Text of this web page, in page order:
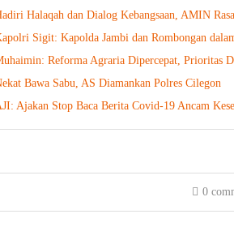
Halaqah dan Dialog Kebangsaan, AMIN
Sigit: Kapolda Jambi dan Rombongan
Reforma Agraria Dipercepat, Prioritas
Bawa Sabu, AS Diamankan Polres Cilegon
Ajakan Stop Baca Berita Covid-19 Ancam
0